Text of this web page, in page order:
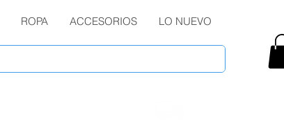
ROPA ACCESORIOS LO NUEVO